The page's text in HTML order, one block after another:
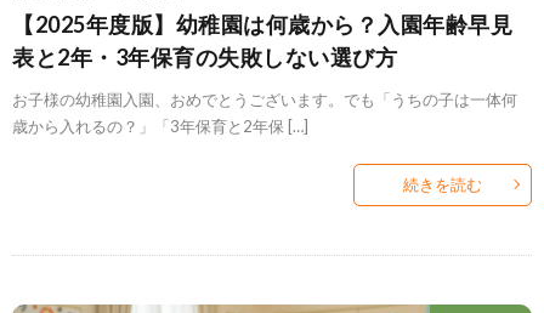
【2025年度版】幼稚園は何歳から？入園年齢早見
表と2年・3年保育の失敗しない選び方
お子様の幼稚園入園、おめでとうございます。でも「うちの子は一体何
歳から入れるの？」「3年保育と2年保 […]
続きを読む